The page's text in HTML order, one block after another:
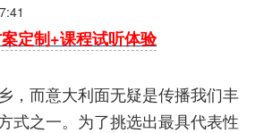
案定制+课程试听体验
，而意大利面无疑是传播我们丰
式之一。为了挑选出最具代表性